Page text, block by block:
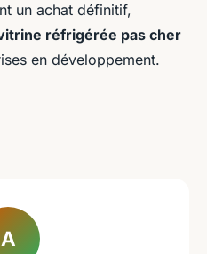
un achat définitif,
réfrigérée pas cher
en développement.
A